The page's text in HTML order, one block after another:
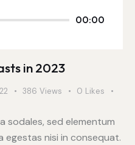
00:00
in 2023
386 Views 0 Likes
sodales, sed elementum
egestas nisi in consequat.